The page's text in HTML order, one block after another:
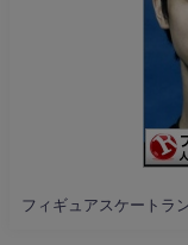
フィギュアスケートラ